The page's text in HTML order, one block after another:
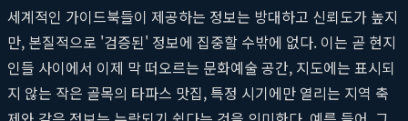
세계적인 가이드북들이 제공하는 정보는 방대하고 신뢰도가 높지
만, 본질적으로 '검증된' 정보에 집중할 수밖에 없다. 이는 곧 현지
인들 사이에서 이제 막 떠오르는 문화예술 공간, 지도에는 표시되
지 않는 작은 골목의 타파스 맛집, 특정 시기에만 열리는 지역 축